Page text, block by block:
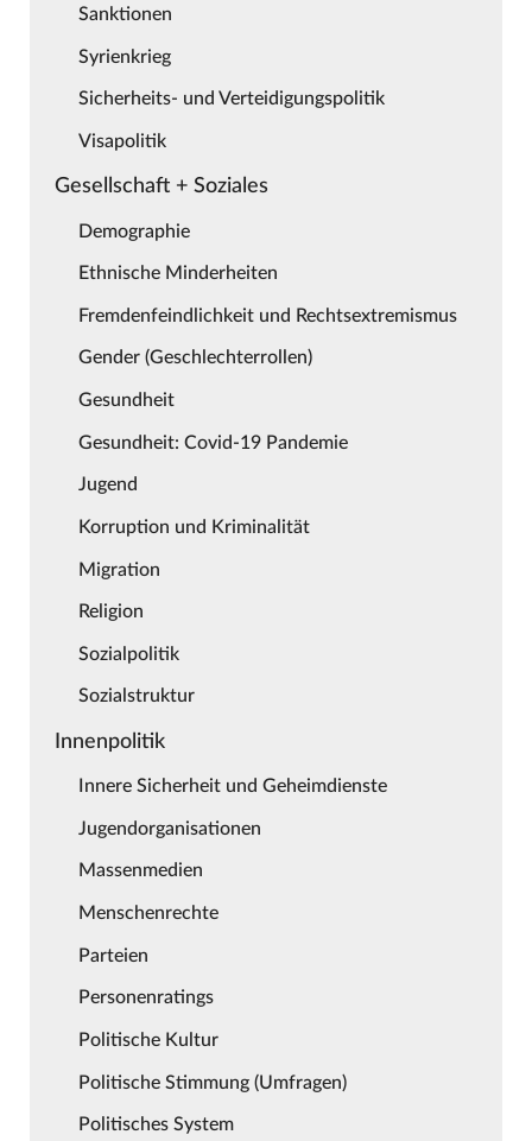
Sanktionen
Syrienkrieg
Sicherheits- und Verteidigungspolitik
Visapolitik
Gesellschaft + Soziales
Demographie
Ethnische Minderheiten
Fremdenfeindlichkeit und Rechtsextremismus
Gender (Geschlechterrollen)
Gesundheit
Gesundheit: Covid-19 Pandemie
Jugend
Korruption und Kriminalität
Migration
Religion
Sozialpolitik
Sozialstruktur
Innenpolitik
Innere Sicherheit und Geheimdienste
Jugendorganisationen
Massenmedien
Menschenrechte
Parteien
Personenratings
Politische Kultur
Politische Stimmung (Umfragen)
Politisches System